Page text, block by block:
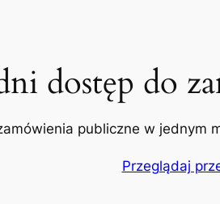
dostęp do
publiczne w jednym
Przeglądaj